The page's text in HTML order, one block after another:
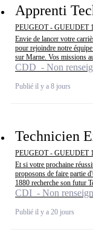
Apprenti
PEUGEOT - GUEUDET
Envie de lancer votre
pour rejoindre notre
sur Marne. Vos missions
CDD - Non
Publié il y a 8 jours
Technicien
PEUGEOT - GUEUDET
Et si votre prochaine
proposons de faire partie
1880 recherche son futur
CDI - Non
Publié il y a 20 jours